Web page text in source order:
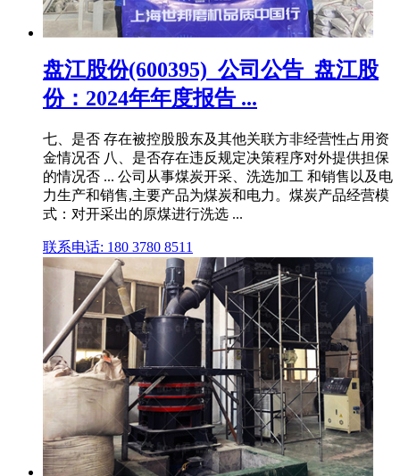
盘江股份(600395)_公司公告_盘江股
份：2024年年度报告 ...
七、是否 存在被控股股东及其他关联方非经营性占用资
金情况否 八、是否存在违反规定决策程序对外提供担保
的情况否 ... 公司从事煤炭开采、洗选加工 和销售以及电
力生产和销售,主要产品为煤炭和电力。煤炭产品经营模
式：对开采出的原煤进行洗选 ...
联系电话: 180 3780 8511